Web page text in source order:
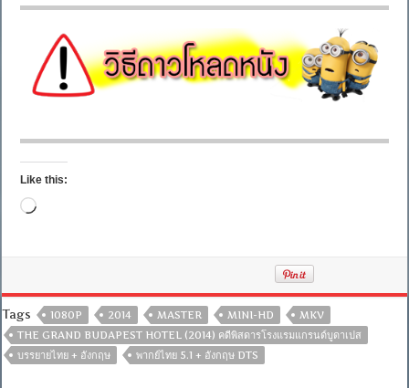
Like this:
Loading…
Tags 1080P 2014 MASTER MINI-HD
MKV
THE GRAND BUDAPEST HOTEL (2014) คดีพิสดารโรงแรมแกรนด์บูดาเปส
บรรยายไทย + อังกฤษ
พากย์ไทย 5.1 + อังกฤษ DTS